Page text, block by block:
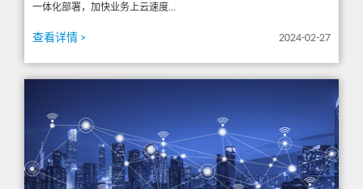
一体化部署，加快业务上云速度...
查看详情 > 2024-02-27